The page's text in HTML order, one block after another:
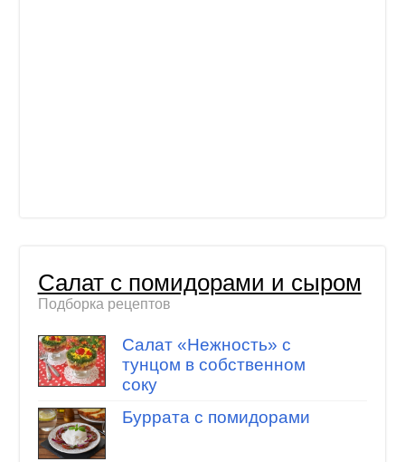
Салат с помидорами и сыром
Подборка рецептов
Салат «Нежность» с
тунцом в собственном
соку
Буррата с помидорами